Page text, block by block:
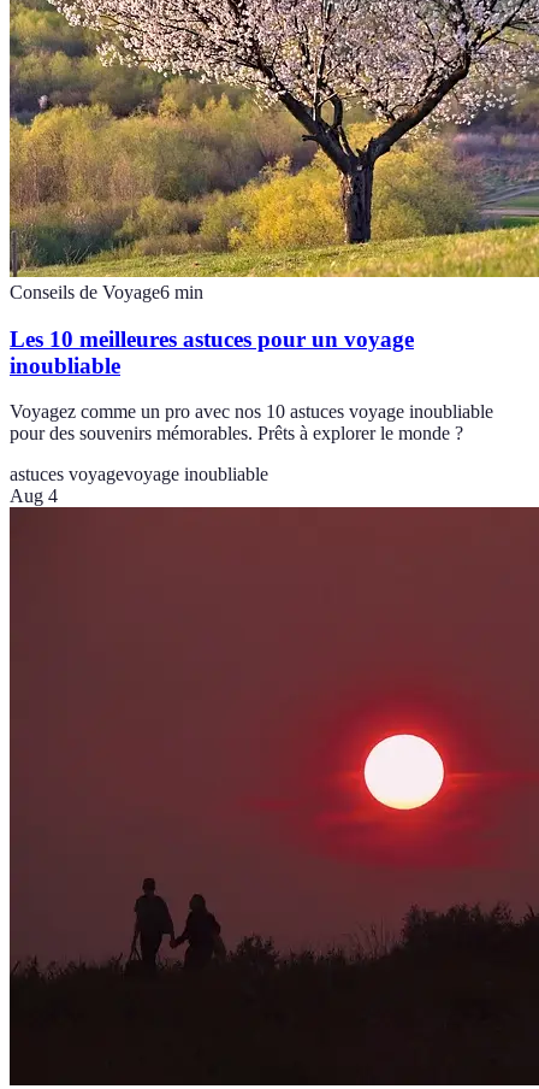
Conseils de Voyage6 min
Les 10 meilleures astuces pour un voyage
inoubliable
Voyagez comme un pro avec nos 10 astuces voyage inoubliable
pour des souvenirs mémorables. Prêts à explorer le monde ?
astuces voyagevoyage inoubliable
Aug 4